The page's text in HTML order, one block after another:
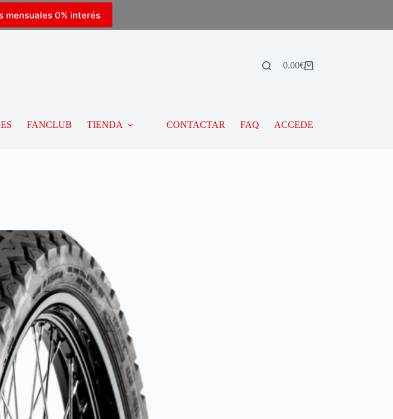
mensuales 0% interés
0.00€
FANCLUB TIENDA CONTACTAR FAQ ACCEDE